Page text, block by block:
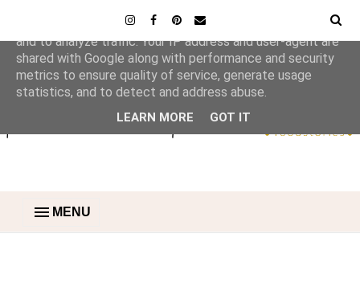
MENU
This site uses cookies from Google to deliver its services
and to analyze traffic. Your IP address and user-agent are
shared with Google along with performance and security
metrics to ensure quality of service, generate usage
statistics, and to detect and address abuse.
LEARN MORE GOT IT